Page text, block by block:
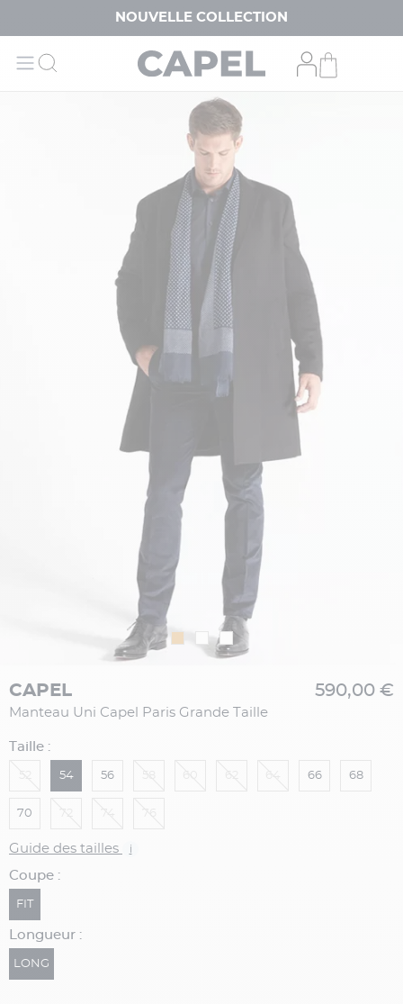
NOUVELLE COLLECTION
CAPEL
Manteau Uni Capel Paris Grande Taille
590,00 €
Taille :
54 56 66 68
70
Guide des tailles i
Coupe :
FIT
Longueur :
LONG